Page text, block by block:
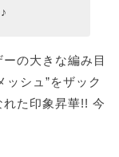
の大きな編み目
ッシュ”をザック
れた印象昇華!! 今